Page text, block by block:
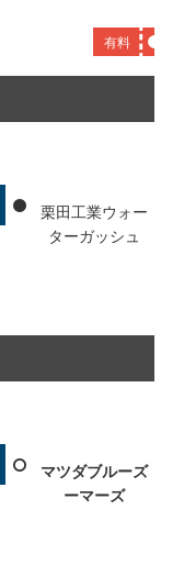
有料
栗田工業ウォー
ターガッシュ
マツダブルーズ
ーマーズ